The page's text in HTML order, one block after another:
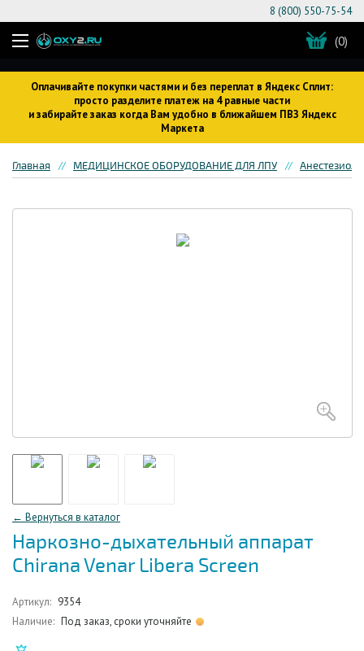
Оплачивайте покупки частями и без переплат в Яндекс Сплит:
просто разделите платеж на 4 равные части
и забирайте заказ когда Вам удобно в ближайшем ПВЗ Яндекс
Маркета
8 (800) 550-75-54
(0)
Главная МЕДИЦИНСКОЕ ОБОРУДОВАНИЕ ДЛЯ ЛПУ
← Вернуться в каталог
Наркозно-дыхательный аппарат
Chirana Venar Libera Screen
Артикул: 9354
Наличие: Под заказ, сроки уточняйте